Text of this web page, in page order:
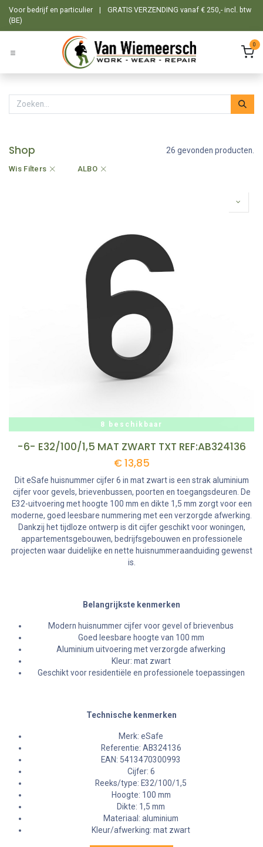
Overslaan naar inhoud
Voor bedrijf en particulier |
GRATIS VERZENDING vanaf € 250,- incl. btw
(BE)
0
Shop 26 gevonden producten.
Wis Filters ALBO
8 beschikbaar
-6- E32/100/1,5 MAT ZWART TXT REF:AB324136
€13,85
Dit eSafe huisnummer cijfer 6 in mat zwart is een strak aluminium
cijfer voor gevels, brievenbussen, poorten en toegangsdeuren. De
E32-uitvoering met hoogte 100 mm en dikte 1,5 mm zorgt voor een
moderne, goed leesbare nummering met een verzorgde afwerking.
Dankzij het tijdloze ontwerp is dit cijfer geschikt voor woningen,
appartementsgebouwen, bedrijfsgebouwen en professionele
projecten waar duidelijke en nette huisnummeraanduiding gewenst
is.
Belangrijkste kenmerken
Modern huisnummer cijfer voor gevel of brievenbus
Goed leesbare hoogte van 100 mm
Aluminium uitvoering met verzorgde afwerking
Kleur: mat zwart
Geschikt voor residentiële en professionele toepassingen
Technische kenmerken
Merk: eSafe
Referentie: AB324136
EAN: 5413470300993
Cijfer: 6
Reeks/type: E32/100/1,5
Hoogte: 100 mm
Dikte: 1,5 mm
Materiaal: aluminium
Kleur/afwerking: mat zwart